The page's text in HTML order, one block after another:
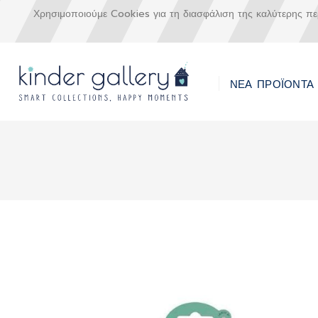
Χρησιμοποιούμε Cookies για τη διασφάλιση της καλύτερης
ΝΕΑ ΠΡΟΪΟΝΤΑ